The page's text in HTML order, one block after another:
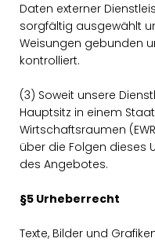
Daten externer
sorgfältig ausgewählt
Weisungen gebunden
kontrolliert.
(3) Soweit unsere
Hauptsitz in einem
Wirtschaftsraumen
über die Folgen dieses
des Angebotes.
§5 Urheberrecht
Texte, Bilder und